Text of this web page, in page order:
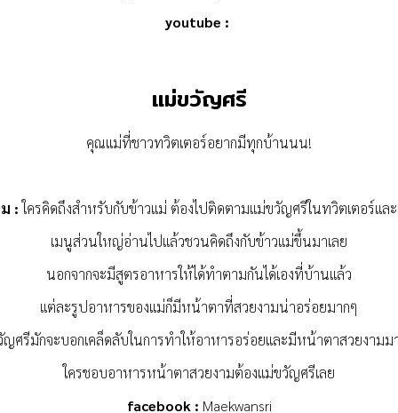
youtube :
แม่ขวัญศรี
คุณแม่ที่ชาวทวิตเตอร์อยากมีทุกบ้านนน!
:ใครคิดถึงสำหรับกับข้าวแม่ ต้องไปติดตามแม่ขวัญศรีในทวิตเตอร์แล
เมนูส่วนใหญ่อ่านไปแล้วชวนคิดถึงกับข้าวแม่ขึ้นมาเลย
นอกจากจะมีสูตรอาหารให้ได้ทำตามกันได้เองที่บ้านแล้ว
แต่ละรูปอาหารของแม่ก็มีหน้าตาที่สวยงามน่าอร่อยมากๆ
ญศรีมักจะบอกเคล็ดลับในการทำให้อาหารอร่อยและมีหน้าตาสวยงามม
ใครชอบอาหารหน้าตาสวยงามต้องแม่ขวัญศรีเลย
facebook : Maekwansri